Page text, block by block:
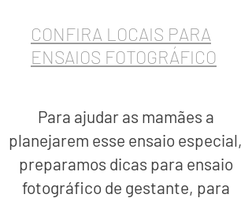
CONFIRA LOCAIS PARA
ENSAIOS FOTOGRÁFICO
Para ajudar as mamães a
planejarem esse ensaio especial,
preparamos dicas para ensaio
fotográfico de gestante, para